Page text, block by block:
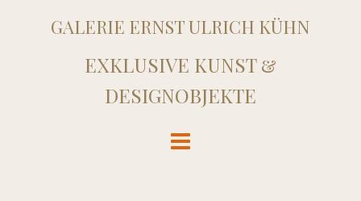
GALERIE ERNST ULRICH KÜHN
EXKLUSIVE KUNST &
DESIGNOBJEKTE